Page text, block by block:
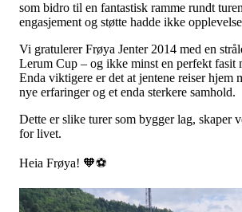
som bidro til en fantastisk ramme rundt
engasjement og støtte hadde ikke
Vi gratulerer Frøya Jenter 2014 med en
Lerum Cup – og ikke minst en perfekt fasit
Enda viktigere er det at jentene reiser hjem
nye erfaringer og et enda sterkere samhold.
Dette er slike turer som bygger lag, skaper
for livet.
Heia Frøya! 🧡⚽